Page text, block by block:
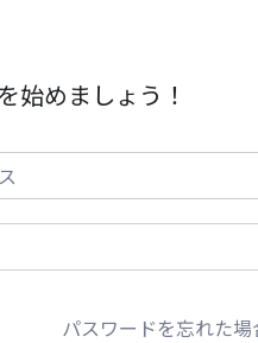
始めましょう！
パスワードを忘れた場